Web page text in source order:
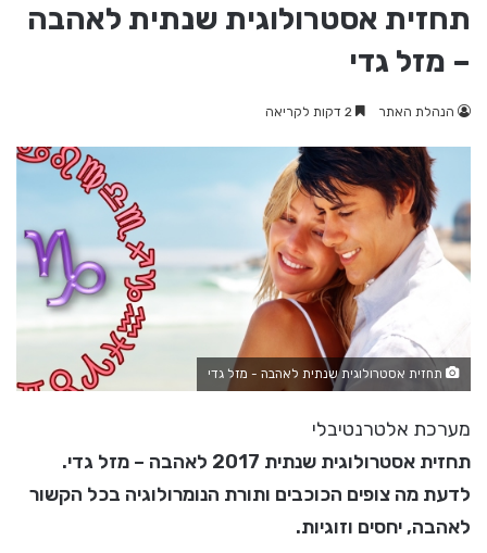
תחזית אסטרולוגית שנתית לאהבה
– מזל גדי
הנהלת האתר
תחזית אסטרולוגית שנתית לאהבה - מזל גדי
מערכת אלטרנטיבלי
תחזית אסטרולוגית שנתית 2017 לאהבה – מזל גדי.
לדעת מה צופים הכוכבים ותורת הנומרולוגיה בכל הקשור
לאהבה, יחסים וזוגיות.